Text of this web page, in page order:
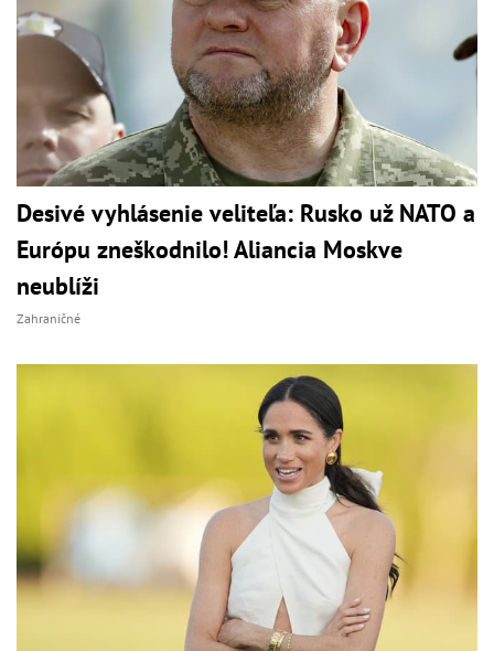
Desivé vyhlásenie veliteľa: Rusko už NATO a
Európu zneškodnilo! Aliancia Moskve
neublíži
Zahraničné